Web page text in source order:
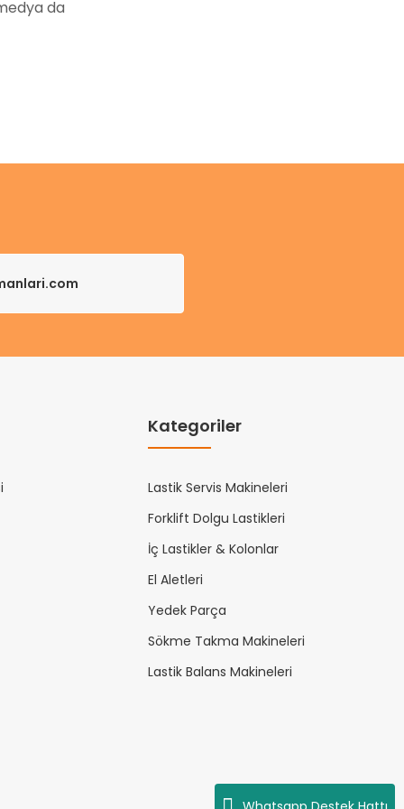
da
Kategoriler
Lastik Servis Makineleri
Forklift Dolgu Lastikleri
İç Lastikler & Kolonlar
El Aletleri
Yedek Parça
Sökme Takma Makineleri
Lastik Balans Makineleri